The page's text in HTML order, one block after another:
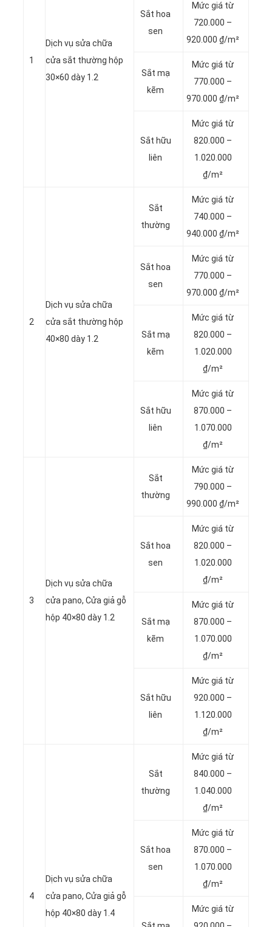
1
Dịch vụ sửa chữa
cửa sắt thường hộp
30×60 dày 1.2
Sắt hoa
sen
Mức giá từ
720.000 –
920.000 ₫/m²
Sắt mạ
kẽm
Mức giá từ
770.000 –
970.000 ₫/m²
Sắt hữu
liên
Mức giá từ
820.000 –
1.020.000
₫/m²
2
Dịch vụ sửa chữa
cửa sắt thường hộp
40×80 dày 1.2
Sắt
thường
Mức giá từ
740.000 –
940.000 ₫/m²
Sắt hoa
sen
Mức giá từ
770.000 –
970.000 ₫/m²
Sắt mạ
kẽm
Mức giá từ
820.000 –
1.020.000
₫/m²
Sắt hữu
liên
Mức giá từ
870.000 –
1.070.000
₫/m²
3
Dịch vụ sửa chữa
cửa pano, Cửa giả gỗ
hộp 40×80 dày 1.2
Sắt
thường
Mức giá từ
790.000 –
990.000 ₫/m²
Sắt hoa
sen
Mức giá từ
820.000 –
1.020.000
₫/m²
Sắt mạ
kẽm
Mức giá từ
870.000 –
1.070.000
₫/m²
Sắt hữu
liên
Mức giá từ
920.000 –
1.120.000
₫/m²
4
Dịch vụ sửa chữa
cửa pano, Cửa giả gỗ
hộp 40×80 dày 1.4
Sắt
thường
Mức giá từ
840.000 –
1.040.000
₫/m²
Sắt hoa
sen
Mức giá từ
870.000 –
1.070.000
₫/m²
Mức giá từ